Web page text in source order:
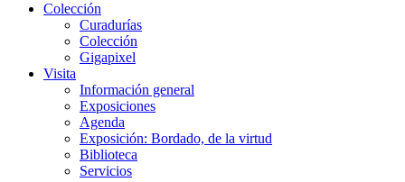
Colección
Curadurías
Colección
Gigapixel
Visita
Información general
Exposiciones
Agenda
Exposición: Bordado, de la virtud
Biblioteca
Servicios